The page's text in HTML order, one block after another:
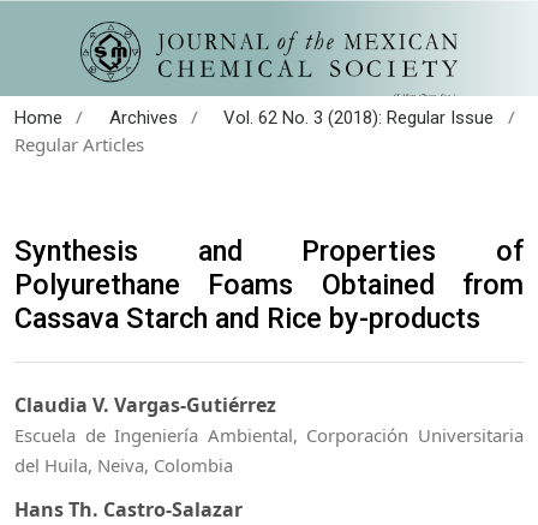
Home / Archives / Vol. 62 No. 3 (2018): Regular Issue
/
Regular Articles
Synthesis and Properties of
Polyurethane Foams Obtained from
Cassava Starch and Rice by-products
Claudia V. Vargas-Gutiérrez
Escuela de Ingeniería Ambiental, Corporación Universitaria
del Huila, Neiva, Colombia
Hans Th. Castro-Salazar